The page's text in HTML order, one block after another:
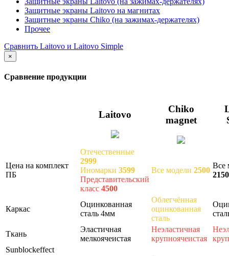
Защитные экраны Laitovo на магнитах
Защитные экраны Chiko (на зажимах-держателях)
Прочее
Сравнить Laitovo и Laitovo Simple
×
Сравнение продукции
Laitovo
Chiko
magnet
Цена на комплект
ПБ
Отечественные
2999
Иномарки 3599
Представительский
класс 4500
Все модели 2500
Все
2150
Каркас
Оцинкованная
сталь 4мм
Облегчённая
оцинкованная
сталь
Ткань
Эластичная
мелкоячеистая
Неэластичная
крупноячеистая
Sunblockeffect